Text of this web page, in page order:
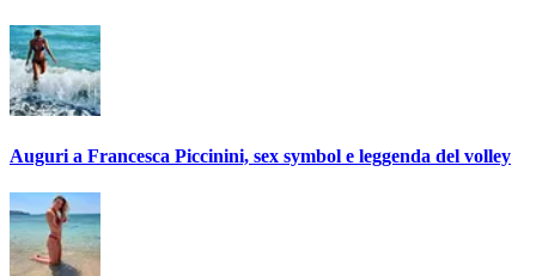
Auguri a Francesca Piccinini, sex symbol e leggenda del volley